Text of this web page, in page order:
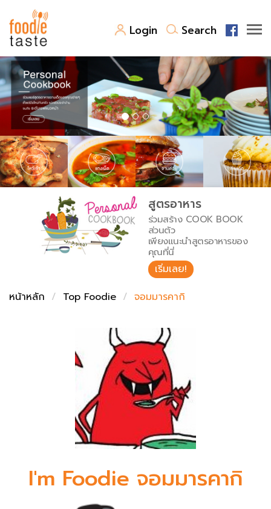
Login Search
สูตรอาหาร
สูตรอาหารล่าสุด
Top Foodie
พาไปชิม
สารพันก้นครัว
เคล็ดลับน่ารู้
เปรียบเทียบหน่วยการตวง
เปรียบเทียบอุณหภูมิ
เปรียบเทียบน้ำหนักวัตถุดิบ
FoodPedia
สร้าง Cookbook
สูตรอาหาร
ร่วมสร้าง COOK BOOK
ส่วนตัว
เพียงแนะนำสูตรอาหารของ
คุณที่นี่
เริ่มเลย!
หน้าหลัก
Top Foodie จอมมารคากิ
I'm Foodie จอมมารคากิ